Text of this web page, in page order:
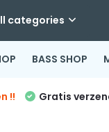
categories
BASS SHOP
!! Gratis